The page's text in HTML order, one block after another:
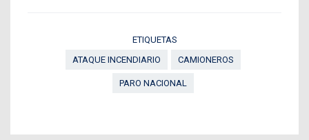
ETIQUETAS
ATAQUE INCENDIARIO
CAMIONEROS
PARO NACIONAL